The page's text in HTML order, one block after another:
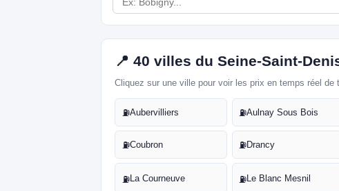
📍 40 villes du Seine-Saint-
Cliquez sur une ville pour voir les prix en temps réel
⛽Aubervilliers ⛽Aulnay Sous Bois
⛽Coubron ⛽Drancy
⛽La Courneuve ⛽Le Blanc Mesnil